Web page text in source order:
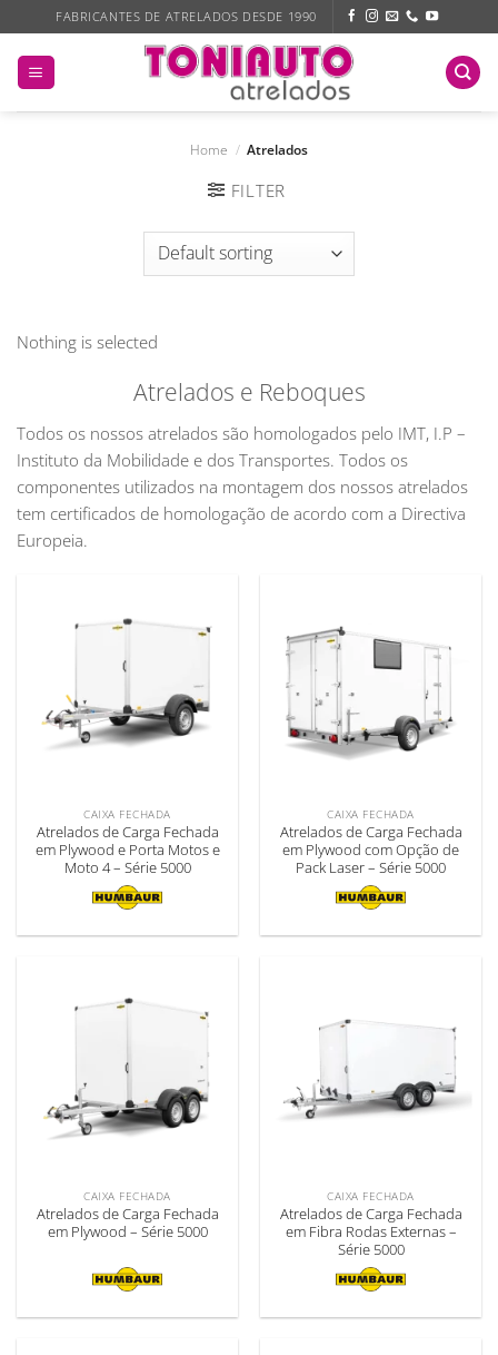
to
content
FABRICANTES DE ATRELADOS DESDE 1990
Home / Atrelados
FILTER
Nothing is selected
Atrelados e Reboques
Todos os nossos atrelados são homologados pelo IMT, I.P –
Instituto da Mobilidade e dos Transportes. Todos os
componentes utilizados na montagem dos nossos atrelados
tem certificados de homologação de acordo com a Directiva
Europeia.
CAIXA FECHADA
Atrelados de Carga Fechada
em Plywood e Porta Motos e
Moto 4 – Série 5000
CAIXA FECHADA
Atrelados de Carga Fechada
em Plywood com Opção de
Pack Laser – Série 5000
CAIXA FECHADA
Atrelados de Carga Fechada
em Plywood – Série 5000
CAIXA FECHADA
Atrelados de Carga Fechada
em Fibra Rodas Externas –
Série 5000